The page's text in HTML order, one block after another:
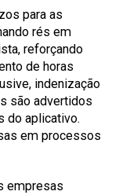
para as
rés em
reforçando
de horas
indenização
são advertidos
do aplicativo.
em processos
empresas